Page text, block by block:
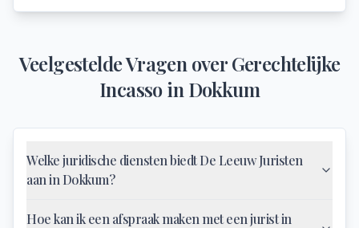
Veelgestelde Vragen overGerechtelijke
Incassoin Dokkum
Welke juridische diensten biedt De Leeuw Juristen
aan in Dokkum?
Hoe kan ik een afspraak maken met een jurist in